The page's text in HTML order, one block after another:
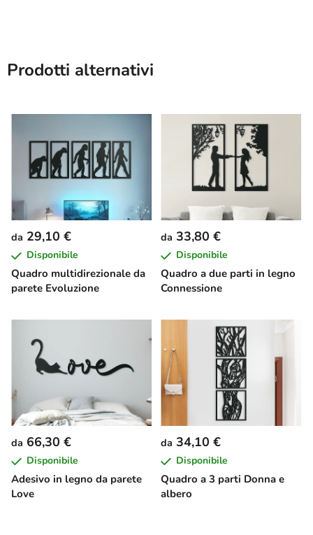
Prodotti alternativi
Quadro multidirezionale da
parete Evoluzione
da 29,10 €
Disponibile
Quadro a due parti in legno
Connessione
da 33,80 €
Disponibile
Adesivo in legno da parete
Love
da 66,30 €
Disponibile
Quadro a 3 parti Donna e
albero
da 34,10 €
Disponibile